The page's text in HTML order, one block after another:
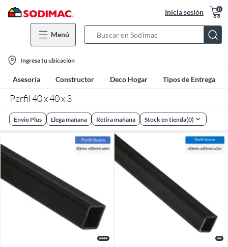
Inicia sesión 0
Menú
Bar
location-
icon
Ingresa tu ubicación
Asesoría Constructor Deco Hogar Tipos de Entrega
Perfil 40 x 40 x 3
Envio Plus Llega mañana Retira mañana Stock en tienda(0)